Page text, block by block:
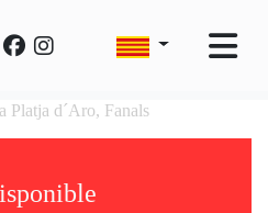
Platja d´Aro, Fanals